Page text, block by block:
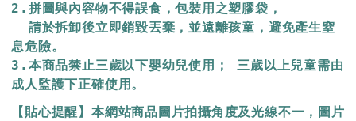
2.拼圖與內容物不得誤食，包裝用之塑膠袋，
  請於拆卸後立即銷毀丟棄，
並遠離孩童，避免產生窒
息危險。
3.本商品禁止三歲以下嬰幼兒使用； 三歲以上兒童需由
成人監護下正確使用。
【貼心提醒】本網站商品圖片拍攝角度及光線不一，圖片